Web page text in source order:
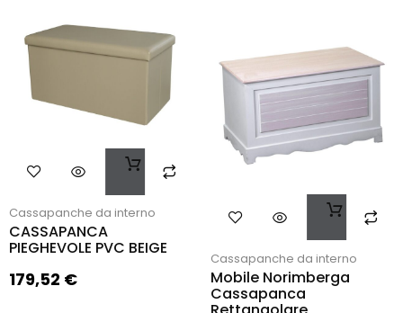
Cassapanche da interno
CASSAPANCA
PIEGHEVOLE PVC BEIGE
179,52 €
Cassapanche da interno
Mobile Norimberga
Cassapanca